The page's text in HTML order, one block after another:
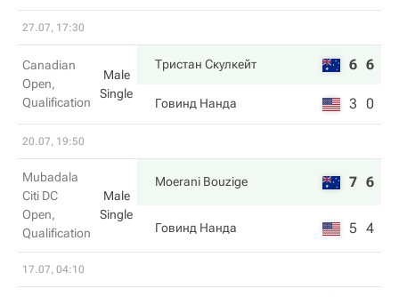
27.07, 17:30
Canadian
Open,
Qualification
Male
Single
Тристан Скулкейт 6 6
Говинд Нанда 3 0
20.07, 19:50
Mubadala
Citi DC
Open,
Qualification
Male
Single
Moerani Bouzige 7 6
Говинд Нанда 5 4
17.07, 04:10